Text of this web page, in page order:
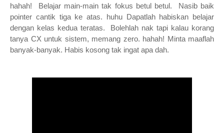
hahah! Belajar main-main tak fokus betul betul. Nasib baik
pointer cantik tiga ke atas. huhu Dapatlah habiskan belajar
dengan kelas kedua teratas. Bolehlah nak tapi kalau korang
tanya CX untuk sistem, memang zero. hahah! Minta maaflah
banyak-banyak. Habis kosong tak ingat apa dah.